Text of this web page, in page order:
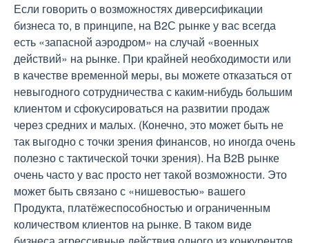
Если говорить о возможностях диверсификации
бизнеса то, в принципе, на В2С рынке у вас всегда
есть «запасной аэродром» на случай «военных
действий» на рынке. При крайней необходимости или
в качестве временной меры, вы можете отказаться от
невыгодного сотрудничества с каким-нибудь большим
клиентом и сфокусироваться на развитии продаж
через средних и малых. (Конечно, это может быть не
так выгодно с точки зрения финансов, но иногда очень
полезно с тактической точки зрения). На В2В рынке
очень часто у вас просто нет такой возможности. Это
может быть связано с «нишевостью» вашего
Продукта, платёжеспособностью и ограниченным
количеством клиентов на рынке. В таком виде